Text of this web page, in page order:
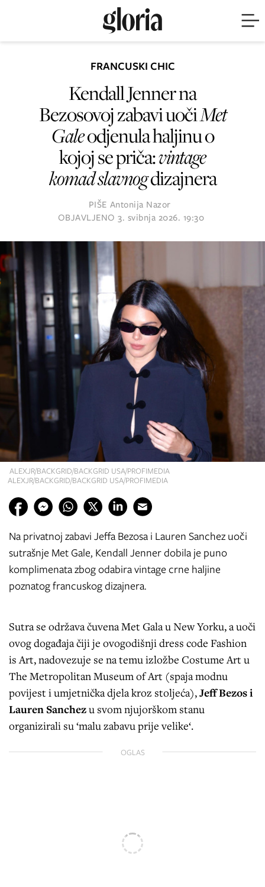
ALEXJR/BACKGRID/BACKGRID USA/PROFIMEDIA
ALEXJR/BACKGRID/BACKGRID USA/PROFIMEDIA
FRANCUSKI CHIC
Kendall Jenner na
Bezosovoj zabavi uočiMet
Galeodjenula haljinu o
kojoj se priča:vintage
komad slavnogdizajnera
PIŠE Antonija Nazor
OBJAVLJENO3. svibnja 2026. 19:30
Na privatnoj zabavi Jeffa Bezosa i Lauren Sanchez uoči
sutrašnje Met Gale, Kendall Jenner dobila je puno
komplimenata zbog odabira vintage crne haljine
poznatog francuskog dizajnera.
Sutra se održava čuvena Met Gala u New Yorku, a uoči
ovog događaja čiji je ovogodišnji dress code Fashion
is Art, nadovezuje se na temu izložbe Costume Art u
The Metropolitan Museum of Art (spaja modnu
povijest i umjetnička djela kroz stoljeća),Jeff Bezos i
Lauren Sanchezu svom njujorškom stanu
organizirali su ‘malu zabavu prije velike‘.
OGLAS